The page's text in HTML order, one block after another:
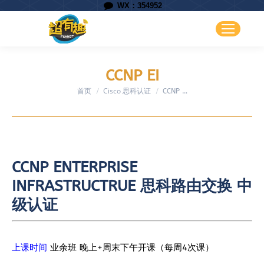
WX：354952
CCNP EI
您在这里：
首页 Cisco 思科认证 CCNP …
CCNP ENTERPRISE
INFRASTRUCTRUE 思科路由交换 中
级认证
上课时间 业余班 晚上+周末下午开课（每周4次课）